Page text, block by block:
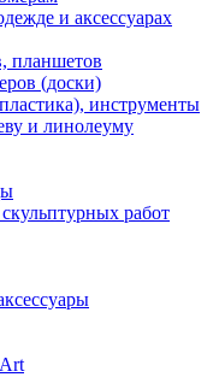
и аксессуарах
планшетов
(доски)
инструменты
и линолеуму
работ